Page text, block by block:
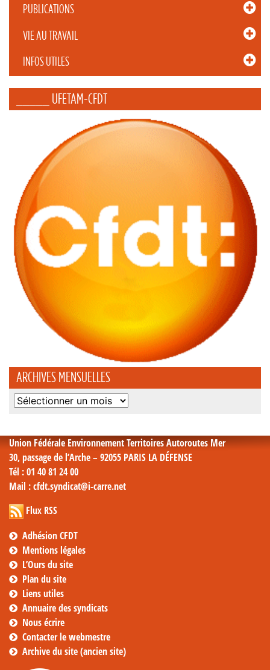
PUBLICATIONS
VIE AU TRAVAIL
INFOS UTILES
_____ UFETAM-CFDT
ARCHIVES MENSUELLES
Archives
Union Fédérale Environnement Territoires Autoroutes Mer
30, passage de l’Arche – 92055 PARIS LA DÉFENSE
Tél : 01 40 81 24 00
Mail : cfdt.syndicat@i-carre.net
Flux RSS
Adhésion CFDT
Mentions légales
L’Ours du site
Plan du site
Liens utiles
Annuaire des syndicats
Nous écrire
Contacter le webmestre
Archive du site (ancien site)